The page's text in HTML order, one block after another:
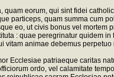
eorum, qui sint fidei
particeps, quam summa cum
eo, ut civis bonus vel
: quae peregrinatur quidem
vitam animae debemus
Ecclesiae patriaeque caritas
ordo, vel calamitate